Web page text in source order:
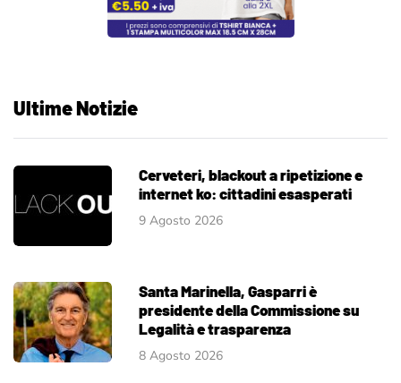
Ultime Notizie
Cerveteri, blackout a ripetizione e
internet ko: cittadini esasperati
9 Agosto 2026
Santa Marinella, Gasparri è
presidente della Commissione su
Legalità e trasparenza
8 Agosto 2026